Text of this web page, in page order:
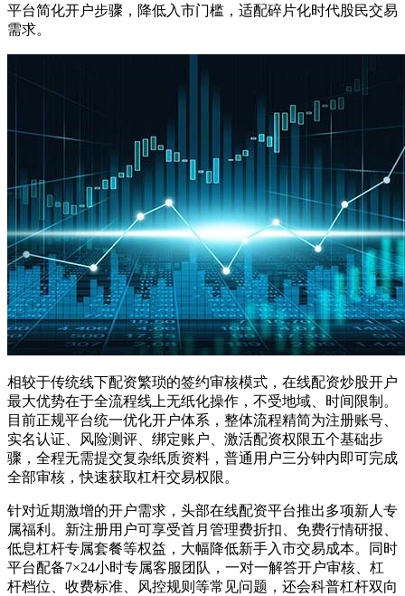
平台简化开户步骤，降低入市门槛，适配碎片化时代股民交易
需求。
相较于传统线下配资繁琐的签约审核模式，在线配资炒股开户
最大优势在于全流程线上无纸化操作，不受地域、时间限制。
目前正规平台统一优化开户体系，整体流程精简为注册账号、
实名认证、风险测评、绑定账户、激活配资权限五个基础步
骤，全程无需提交复杂纸质资料，普通用户三分钟内即可完成
全部审核，快速获取杠杆交易权限。
针对近期激增的开户需求，头部在线配资平台推出多项新人专
属福利。新注册用户可享受首月管理费折扣、免费行情研报、
低息杠杆专属套餐等权益，大幅降低新手入市交易成本。同时
平台配备7×24小时专属客服团队，一对一解答开户审核、杠
杆档位、收费标准、风控规则等常见问题，还会科普杠杆双向